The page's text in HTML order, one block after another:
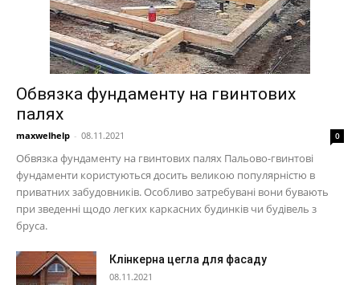
Обвязка фундаменту на гвинтових
палях
maxwelhelp - 08.11.2021 0
Обвязка фундаменту на гвинтових палях Пальово-гвинтові
фундаменти користуються досить великою популярністю в
приватних забудовників. Особливо затребувані вони бувають
при зведенні щодо легких каркасних будинків чи будівель з
бруса.
Клінкерна цегла для фасаду
08.11.2021